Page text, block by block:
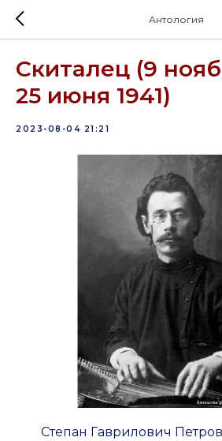
Антология
Скиталец (9
25 июня 1941)
2023-08-04 21:21
Степан Гаврилович